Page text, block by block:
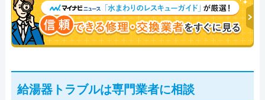
ャリスト。
給湯器トラブルは専門業者に相談